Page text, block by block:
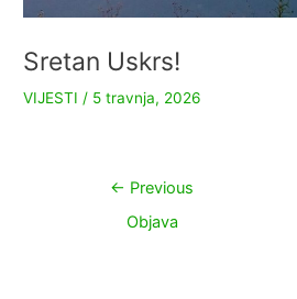
Sretan Uskrs!
VIJESTI / 5 travnja, 2026
Navigacija
← Previous
Objava